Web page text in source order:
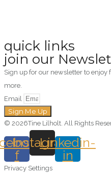
quick links
join our
Sign up for our newsletter to enjoy
more.
Email
Sign Me Up
© 2026Tine Lilholt. All Rights
f
Instagram
Linkedin-
in
Privacy Settings